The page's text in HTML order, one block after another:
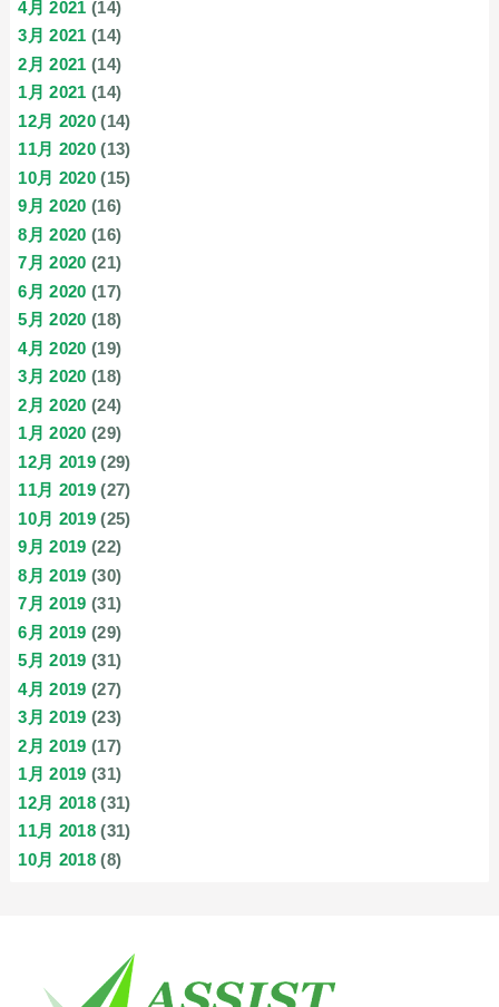
4月 2021 (14)
3月 2021 (14)
2月 2021 (14)
1月 2021 (14)
12月 2020 (14)
11月 2020 (13)
10月 2020 (15)
9月 2020 (16)
8月 2020 (16)
7月 2020 (21)
6月 2020 (17)
5月 2020 (18)
4月 2020 (19)
3月 2020 (18)
2月 2020 (24)
1月 2020 (29)
12月 2019 (29)
11月 2019 (27)
10月 2019 (25)
9月 2019 (22)
8月 2019 (30)
7月 2019 (31)
6月 2019 (29)
5月 2019 (31)
4月 2019 (27)
3月 2019 (23)
2月 2019 (17)
1月 2019 (31)
12月 2018 (31)
11月 2018 (31)
10月 2018 (8)